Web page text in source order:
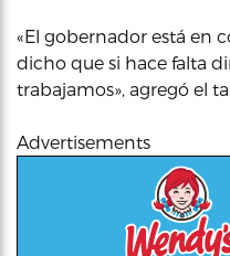
«El gobernador está en
dicho que si hace falta
trabajamos», agregó el
Advertisements